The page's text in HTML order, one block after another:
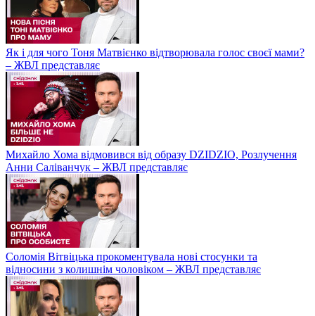
Як і для чого Тоня Матвієнко відтворювала голос своєї мами?
– ЖВЛ представляє
Михайло Хома відмовився від образу DZIDZIO, Розлучення
Анни Саліванчук – ЖВЛ представляє
Соломія Вітвіцька прокоментувала нові стосунки та
відносини з колишнім чоловіком – ЖВЛ представляє